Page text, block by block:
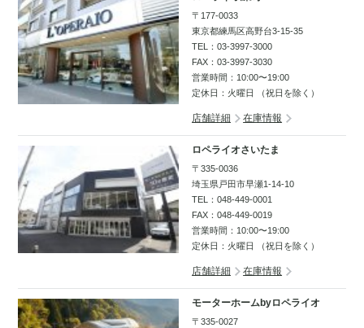
〒177-0033
東京都練馬区高野台3-15-35
TEL：03-3997-3000
FAX：03-3997-3030
営業時間：10:00〜19:00
定休日：火曜日 （祝日を除く）
店舗詳細 在庫情報
ロペライオさいたま
〒335-0036
埼玉県戸田市早瀬1-14-10
TEL：048-449-0001
FAX：048-449-0019
営業時間：10:00〜19:00
定休日：火曜日 （祝日を除く）
店舗詳細 在庫情報
モーターホームbyロペライオ
〒335-0027